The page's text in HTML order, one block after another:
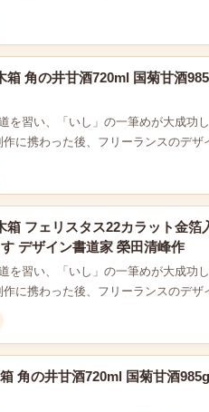
角の井甘酒720ml 国菊甘酒
習い、「いし」の一筆めが大成功
に携わった後、フリーランスのデ
フェリスタス22カラット金
デザイン書道家 榮田清峰作
習い、「いし」の一筆めが大成功
に携わった後、フリーランスのデ
角の井甘酒720ml 国菊甘酒